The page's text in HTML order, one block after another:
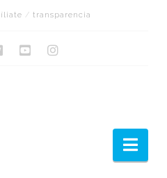
/transparencia